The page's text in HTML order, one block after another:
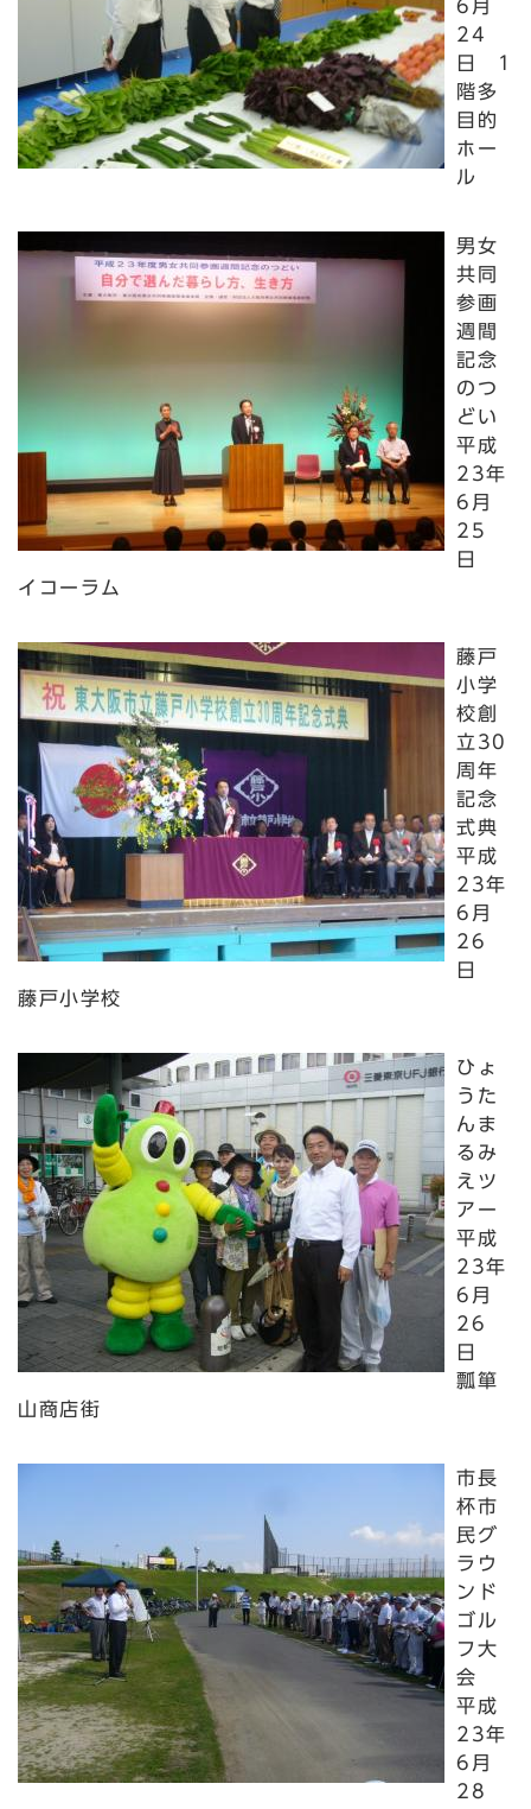
6月
24
日 1
階多
目的
ホー
ル
男女
共同
参画
週間
記念
のつ
どい
平成
23年
6月
25
日
イコーラム
藤戸
小学
校創
立30
周年
記念
式典
平成
23年
6月
26
日
藤戸小学校
ひょ
うた
んま
るみ
えツ
アー
平成
23年
6月
26
日
瓢箪
山商店街
市長
杯市
民グ
ラウ
ンド
ゴル
フ大
会
平成
23年
6月
28